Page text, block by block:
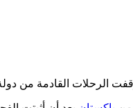
الرحلات القادمة من